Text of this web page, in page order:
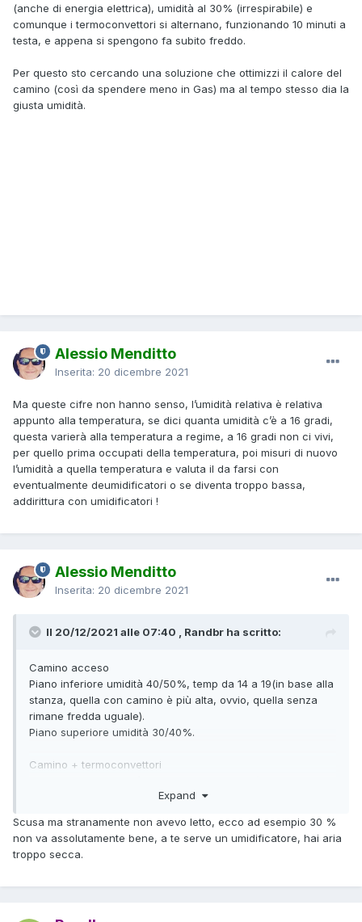
(anche di energia elettrica), umidità al 30% (irrespirabile) e
comunque i termoconvettori si alternano, funzionando 10 minuti a
testa, e appena si spengono fa subito freddo.
Per questo sto cercando una soluzione che ottimizzi il calore del
camino (così da spendere meno in Gas) ma al tempo stesso dia la
giusta umidità.
Alessio Menditto
Inserita: 20 dicembre 2021
Ma queste cifre non hanno senso, l’umidità relativa è relativa
appunto alla temperatura, se dici quanta umidità c’è a 16 gradi,
questa varierà alla temperatura a regime, a 16 gradi non ci vivi,
per quello prima occupati della temperatura, poi misuri di nuovo
l’umidità a quella temperatura e valuta il da farsi con
eventualmente deumidificatori o se diventa troppo bassa,
addirittura con umidificatori !
Alessio Menditto
Inserita: 20 dicembre 2021
Il 20/12/2021 alle 07:40 , Randbr ha scritto:
Camino acceso
Piano inferiore umidità 40/50%, temp da 14 a 19(in base alla
stanza, quella con camino è più alta, ovvio, quella senza
rimane fredda uguale).
Piano superiore umidità 30/40%.
Camino + termoconvettori
Expand
Scusa ma stranamente non avevo letto, ecco ad esempio 30 %
non va assolutamente bene, a te serve un umidificatore, hai aria
troppo secca.